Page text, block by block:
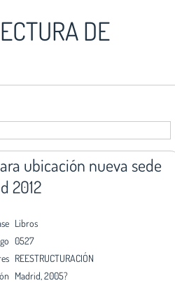
DE
ubicación nueva sede
2012
Libros
0527
REESTRUCTURACIÓN
Madrid, 2005?